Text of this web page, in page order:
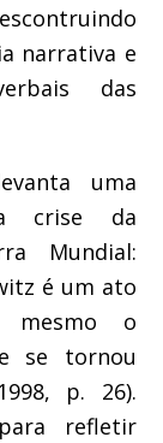
narrativa e
das
uma
crise da
Mundial:
é um ato
o
se tornou
p. 26).
refletir